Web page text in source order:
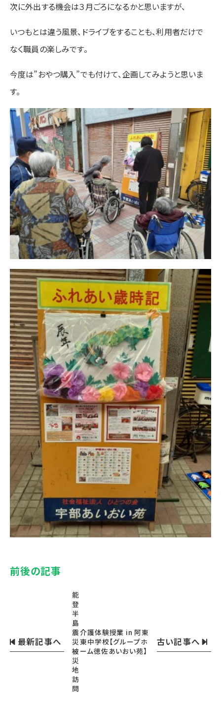
次に外出する機会は３月ごろになるかと思いますが、
いつもとは違う風景、ドライブをすることも、利用者だけで
なく職員の楽しみです。
今度は”おやつ購入”でも付けて、企画してみようと思いま
す。
前後の記事
最新記事へ
能
登
半
島
震
災
被
災
地
訪
問
古い記事へ
介護体験授業 in 阿東
東中学校【グループホ
ーム徳佐あいおい苑】